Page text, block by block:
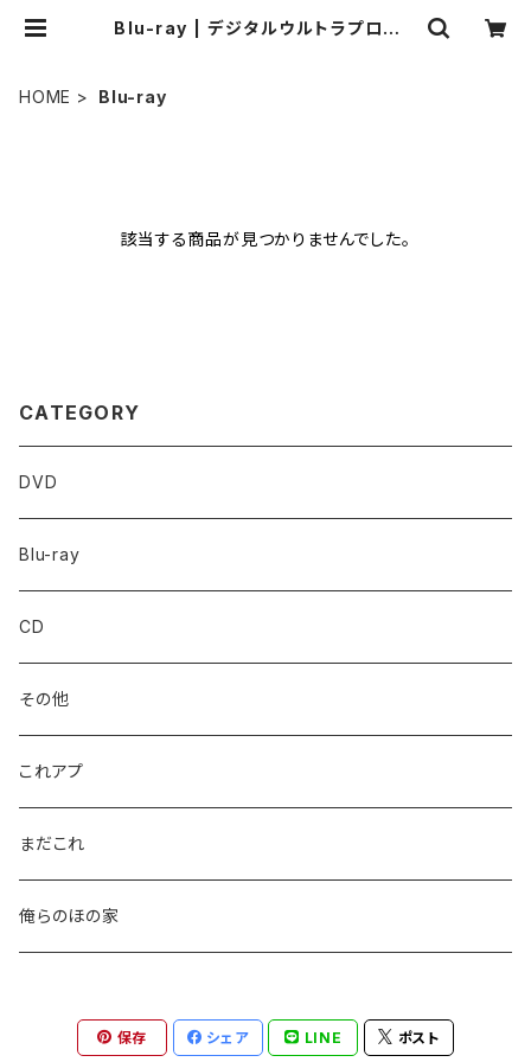
Blu-ray | デジタルウルトラプロジェ
HOME Blu-ray
該当する商品が見つかりませんでした。
CATEGORY
DVD
Blu-ray
CD
その他
これアプ
まだこれ
俺らのほの家
保存 シェア LINE ポスト